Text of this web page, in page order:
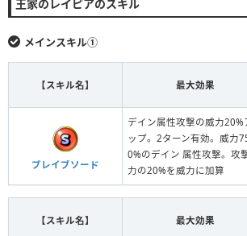
王家のレイピアのスキル
メインスキル①
【スキル名】 最大効果
ブレイブソード
デイン属性攻撃の威力20%
ップ。2ターン有効。威力
0%のデイン 属性攻撃。攻
力の20%を威力に加算
【スキル名】 最大効果